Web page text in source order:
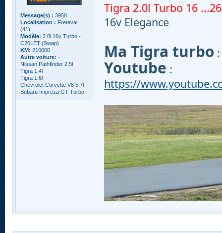
Message(s) : 3958
Localisation : Freteval
(41)
Modèle: 2.0l 16v Turbo -
C20LET (Swap)
KM: 210000
Autre voiture: -
Nissan Pathfinder 2.5l
Tigra 1.4l
Tigra 1.6l
Chevrolet Corvette V8 5.7l
Subaru Impreza GT Turbo
Tigra 2.0l Turbo 16
16v Elegance
Ma Tigra turbo
Youtube :
https://